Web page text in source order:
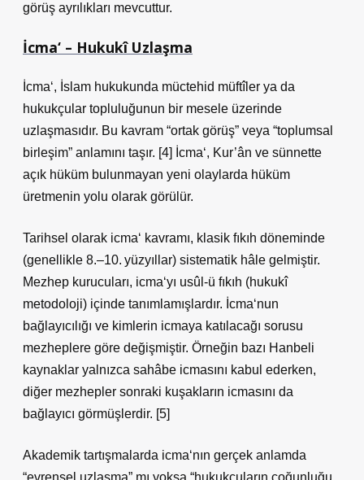
görüş ayrılıkları mevcuttur.
İcma‘ – Hukukî Uzlaşma
İcma‘, İslam hukukunda müctehid müftîler ya da
hukukçular topluluğunun bir mesele üzerinde
uzlaşmasıdır. Bu kavram “ortak görüş” veya “toplumsal
birleşim” anlamını taşır. [4] İcma‘, Kur’ân ve sünnette
açık hüküm bulunmayan yeni olaylarda hüküm
üretmenin yolu olarak görülür.
Tarihsel olarak icma‘ kavramı, klasik fıkıh döneminde
(genellikle 8.–10. yüzyıllar) sistematik hâle gelmiştir.
Mezhep kurucuları, icma‘yı usûl‑ü fıkıh (hukukî
metodoloji) içinde tanımlamışlardır. İcma‘nun
bağlayıcılığı ve kimlerin icmaya katılacağı sorusu
mezheplere göre değişmiştir. Örneğin bazı Hanbeli
kaynaklar yalnızca sahâbe icmasını kabul ederken,
diğer mezhepler sonraki kuşakların icmasını da
bağlayıcı görmüşlerdir. [5]
Akademik tartışmalarda icma‘nın gerçek anlamda
“evrensel uzlaşma” mı yoksa “hukukçuların çoğunluğu